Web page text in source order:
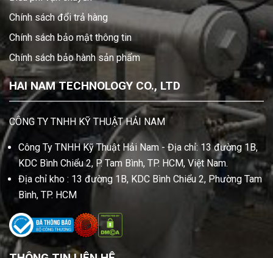
Chính sách đổi trả hàng
Chính sách bảo mật thông tin
Chính sách bảo hành sản phẩm
HAI NAM TECHNOLOGY CO., LTD
CÔNG TY TNHH KỸ THUẬT HẢI NAM
Công Ty TNHH Kỹ Thuật Hải Nam - Địa chỉ: 13 đường 1B,
KDC Bình Chiểu 2, P. Tam Bình, TP. HCM, Việt Nam.
Địa chỉ kho : 13 đường 1B, KDC Bình Chiểu 2, Phường Tam
Bình, TP. HCM